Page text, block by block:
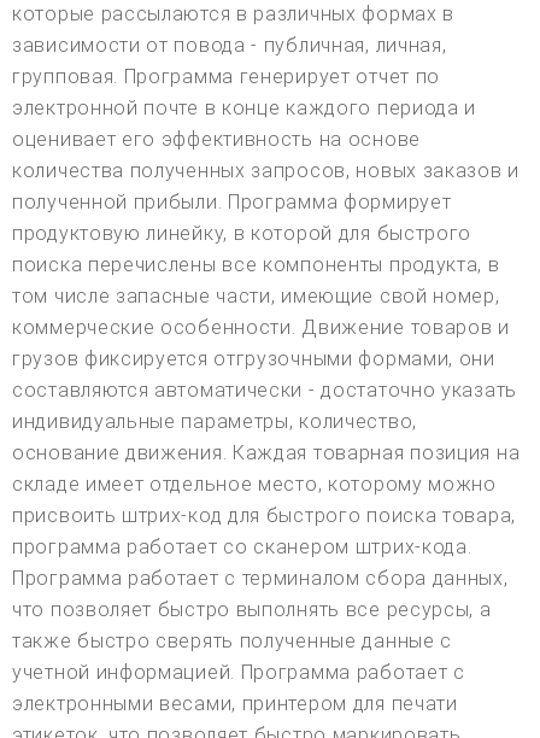
которые рассылаются в различных формах в
зависимости от повода - публичная, личная,
групповая. Программа генерирует отчет по
электронной почте в конце каждого периода и
оценивает его эффективность на основе
количества полученных запросов, новых заказов и
полученной прибыли. Программа формирует
продуктовую линейку, в которой для быстрого
поиска перечислены все компоненты продукта, в
том числе запасные части, имеющие свой номер,
коммерческие особенности. Движение товаров и
грузов фиксируется отгрузочными формами, они
составляются автоматически - достаточно указать
индивидуальные параметры, количество,
основание движения. Каждая товарная позиция на
складе имеет отдельное место, которому можно
присвоить штрих-код для быстрого поиска товара,
программа работает со сканером штрих-кода.
Программа работает с терминалом сбора данных,
что позволяет быстро выполнять все ресурсы, а
также быстро сверять полученные данные с
учетной информацией. Программа работает с
электронными весами, принтером для печати